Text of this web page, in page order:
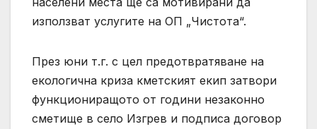
използват услугите на ОП „Чистота“.
През юни т.г. с цел предотвратяване на
екологична криза кметският екип затвори
функциониращото от години незаконно
сметище в село Изгрев и подписа договор